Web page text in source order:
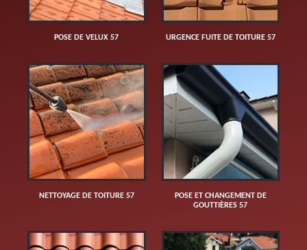
POSE DE VELUX 57 URGENCE FUITE DE TOITURE 57
NETTOYAGE DE TOITURE 57
POSE ET CHANGEMENT DE
GOUTTIÈRES 57